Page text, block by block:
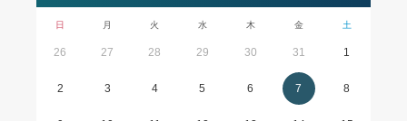
日 月 火 水 木 金 土
26 27 28 29 30 31 1
2 3 4 5 6 7 8